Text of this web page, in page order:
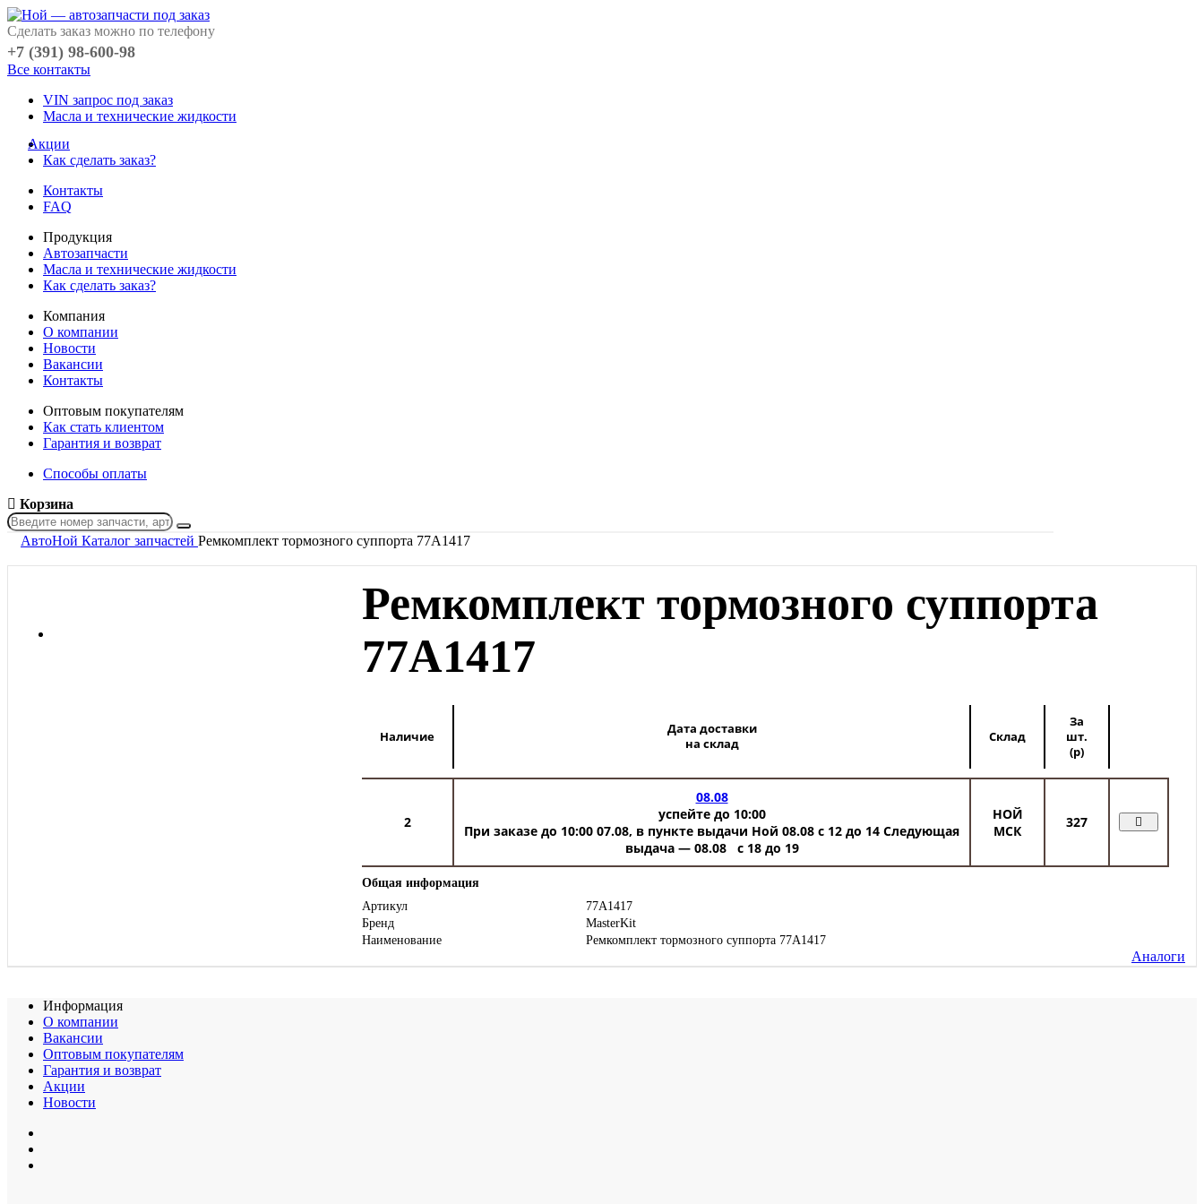
Сделать заказ можно по телефону
+7 (391) 98-600-98
Все контакты
VIN запрос под заказ
Масла и технические жидкости
Акции
Как сделать заказ?
Контакты
FAQ
Продукция
Автозапчасти
Масла и технические жидкости
Как сделать заказ?
Компания
О компании
Новости
Вакансии
Контакты
Оптовым покупателям
Как стать клиентом
Гарантия и возврат
Способы оплаты
Корзина
АвтоНой Каталог запчастей Ремкомплект тормозного суппорта 77A1417
Ремкомплект тормозного суппорта
77A1417
Наличие
Дата доставки
на склад
Склад
За
шт.
(p)
2
08.08
успейте до 10:00
При заказе до 10:00 07.08, в пункте выдачи Ной 08.08 c 12 до 14 Следующая
выдача — 08.08 c 18 до 19
НОЙ
МСК
327
Общая информация
Артикул
77A1417
Бренд
MasterKit
Наименование
Ремкомплект тормозного суппорта 77A1417
Аналоги
Информация
О компании
Вакансии
Оптовым покупателям
Гарантия и возврат
Акции
Новости